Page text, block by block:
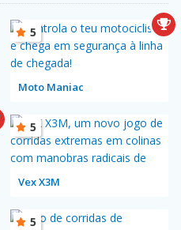
Moto Maniac
5
Vex X3M
5
5